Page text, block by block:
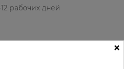
рабочих дней
×